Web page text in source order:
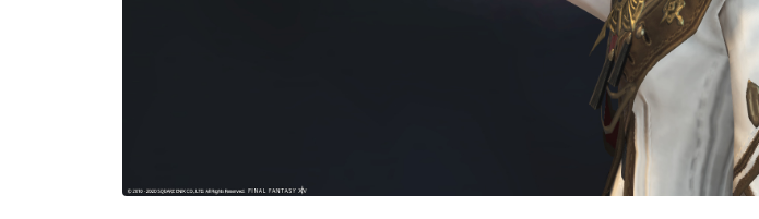
三分丈
四分丈
ハーフパンツ